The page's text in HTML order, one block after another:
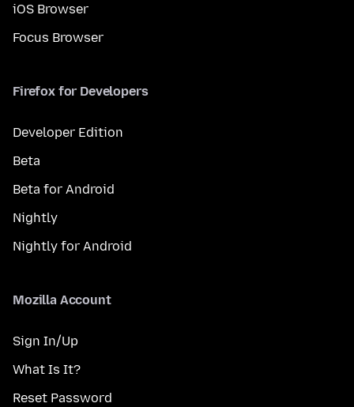
iOS Browser
Focus Browser
Firefox for Developers
Developer Edition
Beta
Beta for Android
Nightly
Nightly for Android
Mozilla Account
Sign In/Up
What Is It?
Reset Password